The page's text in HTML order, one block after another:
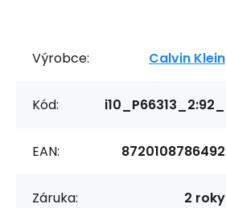
Výrobce: Calvin Klein
Kód: i10_P66313_2:92_
EAN: 8720108786492
Záruka: 2 roky